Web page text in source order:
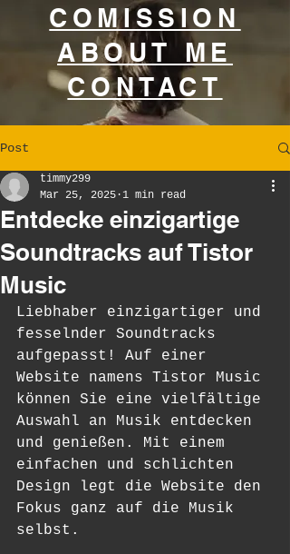
CONTACT
COMISSION
ABOUT ME
Post
Entdecke einzigartige
Soundtracks auf Tistor
Music
timmy299
Mar 25, 2025 1 min read
Liebhaber einzigartiger und
fesselnder Soundtracks
aufgepasst! Auf einer
Website namens Tistor Music
können Sie eine vielfältige
Auswahl an Musik entdecken
und genießen. Mit einem
einfachen und schlichten
Design legt die Website den
Fokus ganz auf die Musik
selbst.